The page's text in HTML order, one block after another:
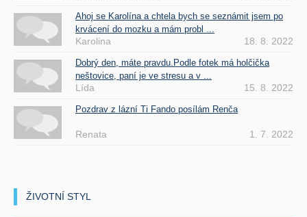
Ahoj se Karolína a chtela bych se seznámit jsem po
krvácení do mozku a mám probl ...
Karolina 18. 8. 2022
Dobrý den, máte pravdu.Podle fotek má holčička
neštovice, paní je ve stresu a v ...
Lída 15. 8. 2022
Pozdrav z lázní Ti Fando posílám Renča
Renata 1. 7. 2022
ŽIVOTNÍ STYL